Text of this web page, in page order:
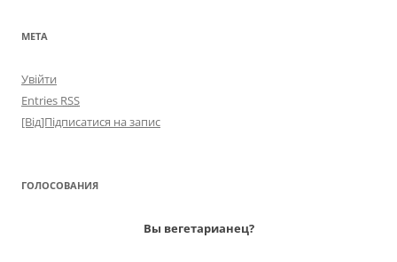
МЕТА
Увійти
Entries RSS
[Від]Підписатися на запис
ГОЛОСОВАНИЯ
Вы вегетарианец?